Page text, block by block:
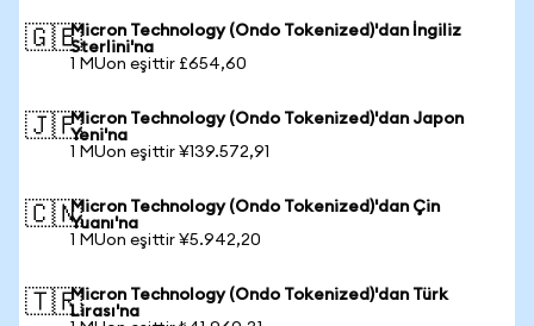
🇬🇧Micron Technology (Ondo Tokenized)'dan İngiliz
Sterlini'na
1 MUon eşittir £654,60
🇯🇵Micron Technology (Ondo Tokenized)'dan Japon
Yeni'na
1 MUon eşittir ¥139.572,91
🇨🇳Micron Technology (Ondo Tokenized)'dan Çin
Yuanı'na
1 MUon eşittir ¥5.942,20
🇹🇷Micron Technology (Ondo Tokenized)'dan Türk
Lirası'na